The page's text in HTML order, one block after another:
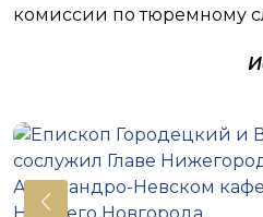
комиссии по тюремному